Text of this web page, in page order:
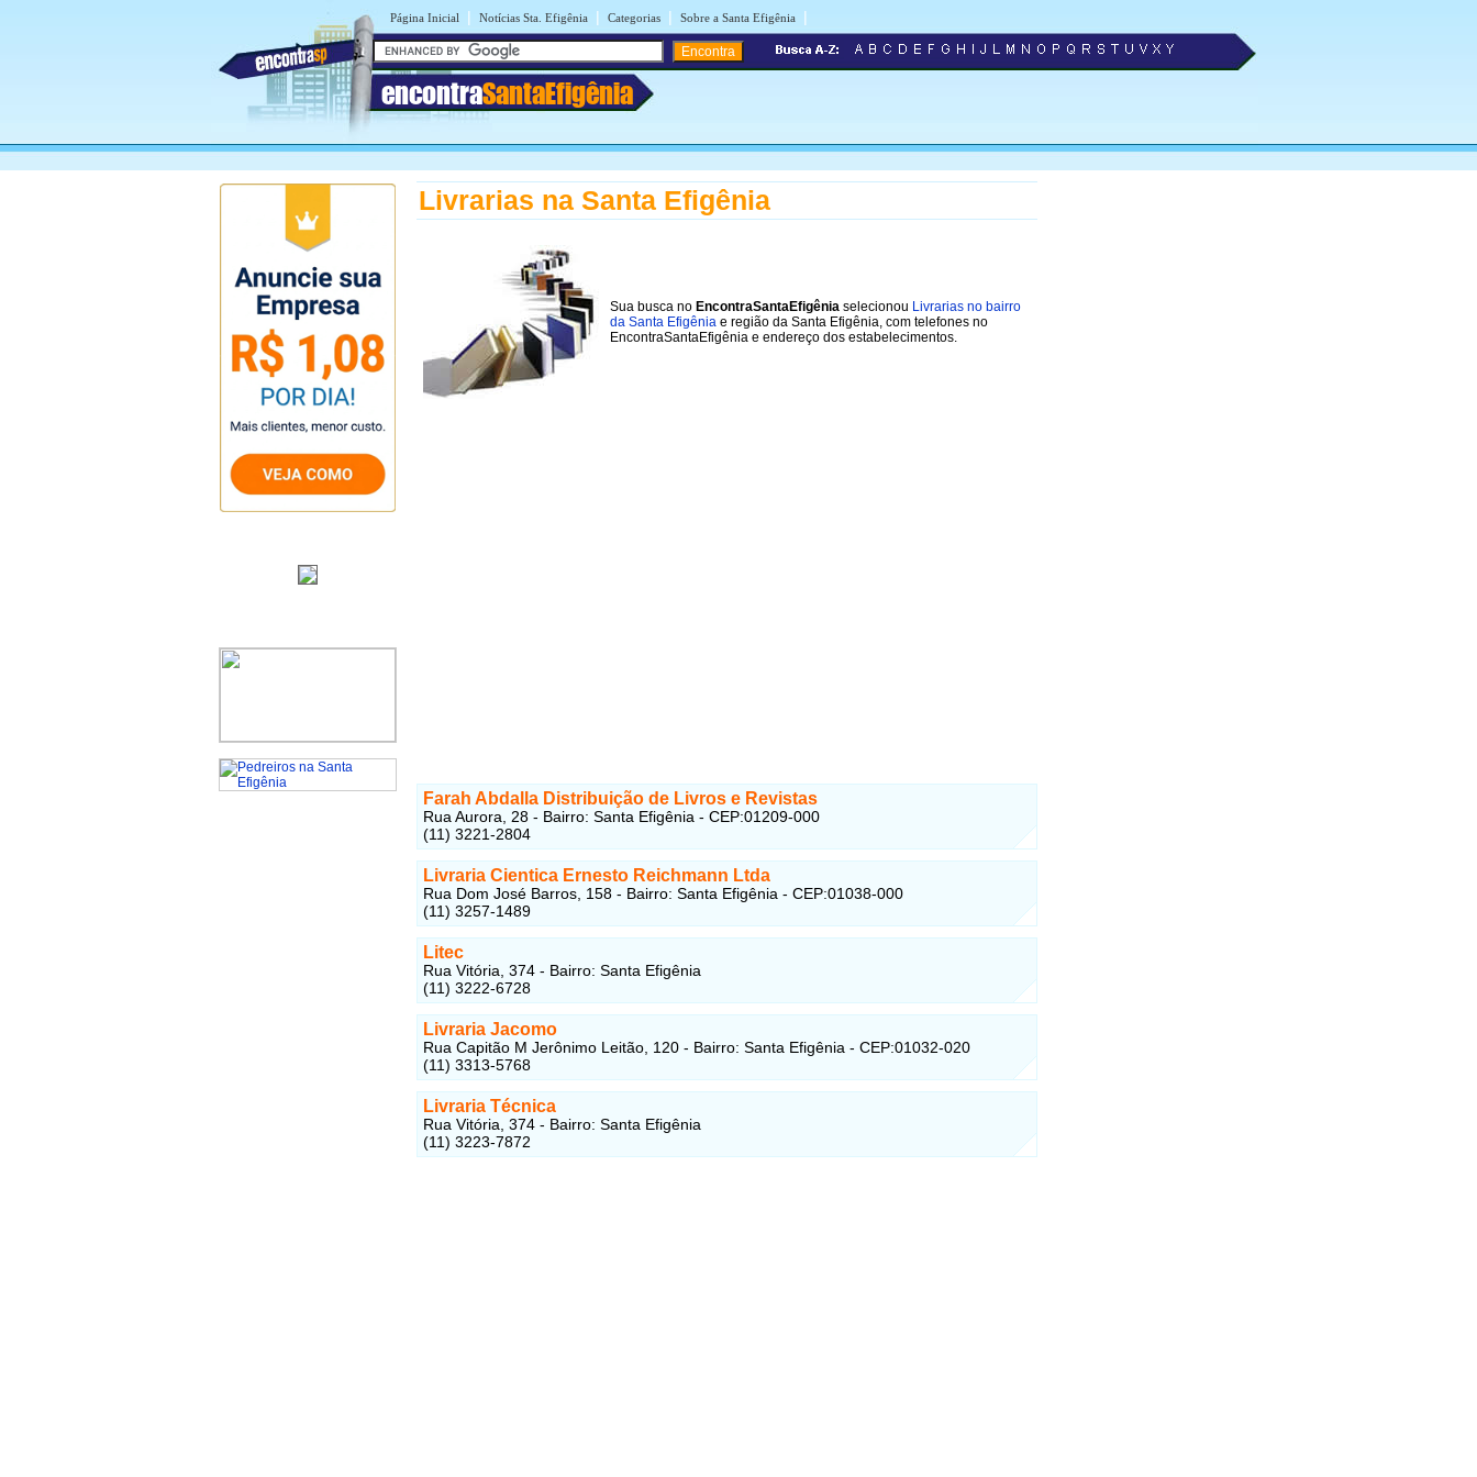
Página Inicial | Notícias Sta. Efigênia | Categorias | Sobre a Santa Efigênia |
encontraSantaEfigênia
Livrarias na Santa Efigênia
Sua busca no EncontraSantaEfigênia selecionou Livrarias no bairro
da Santa Efigênia e região da Santa Efigênia, com telefones no
EncontraSantaEfigênia e endereço dos estabelecimentos.
Farah Abdalla Distribuição de Livros e Revistas
Rua Aurora, 28 - Bairro: Santa Efigênia - CEP:01209-000
(11) 3221-2804
Livraria Cientica Ernesto Reichmann Ltda
Rua Dom José Barros, 158 - Bairro: Santa Efigênia - CEP:01038-000
(11) 3257-1489
Litec
Rua Vitória, 374 - Bairro: Santa Efigênia
(11) 3222-6728
Livraria Jacomo
Rua Capitão M Jerônimo Leitão, 120 - Bairro: Santa Efigênia - CEP:01032-020
(11) 3313-5768
Livraria Técnica
Rua Vitória, 374 - Bairro: Santa Efigênia
(11) 3223-7872